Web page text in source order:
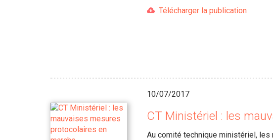
Télécharger la publication
10/07/2017
CT Ministériel : les
Au comité technique ministériel,